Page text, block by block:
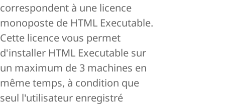
correspondent à une licence
monoposte de HTML Executable.
Cette licence vous permet
d'installer HTML Executable sur
un maximum de 3 machines en
même temps, à condition que
seul l'utilisateur enregistré